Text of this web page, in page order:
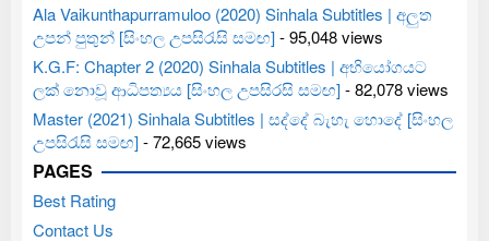
Ala Vaikunthapurramuloo (2020) Sinhala Subtitles | අලුත
උපන් පුතුන් [සිංහල උපසිරැසි සමඟ]- 95,048 views
K.G.F: Chapter 2 (2020) Sinhala Subtitles | අභියෝගයට
ලක් නොවූ ආධිපත්‍යය [සිංහල උපසිරසි සමඟ]- 82,078 views
Master (2021) Sinhala Subtitles | සද්දේ බැහැ හොදේ [සිංහල
උපසිරැසි සමඟ]- 72,665 views
PAGES
Best Rating
Contact Us